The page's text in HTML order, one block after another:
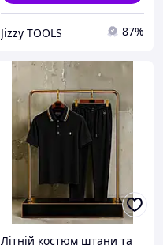
Jizzy TOOLS 87%
Літній костюм штани та